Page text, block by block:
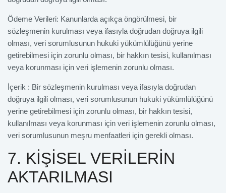
Ödeme Verileri: Kanunlarda açıkça öngörülmesi, bir
sözleşmenin kurulması veya ifasıyla doğrudan doğruya ilgili
olması, veri sorumlusunun hukuki yükümlülüğünü yerine
getirebilmesi için zorunlu olması, bir hakkın tesisi, kullanılması
veya korunması için veri işlemenin zorunlu olması.
İçerik : Bir sözleşmenin kurulması veya ifasıyla doğrudan
doğruya ilgili olması, veri sorumlusunun hukuki yükümlülüğünü
yerine getirebilmesi için zorunlu olması, bir hakkın tesisi,
kullanılması veya korunması için veri işlemenin zorunlu olması,
veri sorumlusunun meşru menfaatleri için gerekli olması.
7. KİŞİSEL VERİLERİN
AKTARILMASI